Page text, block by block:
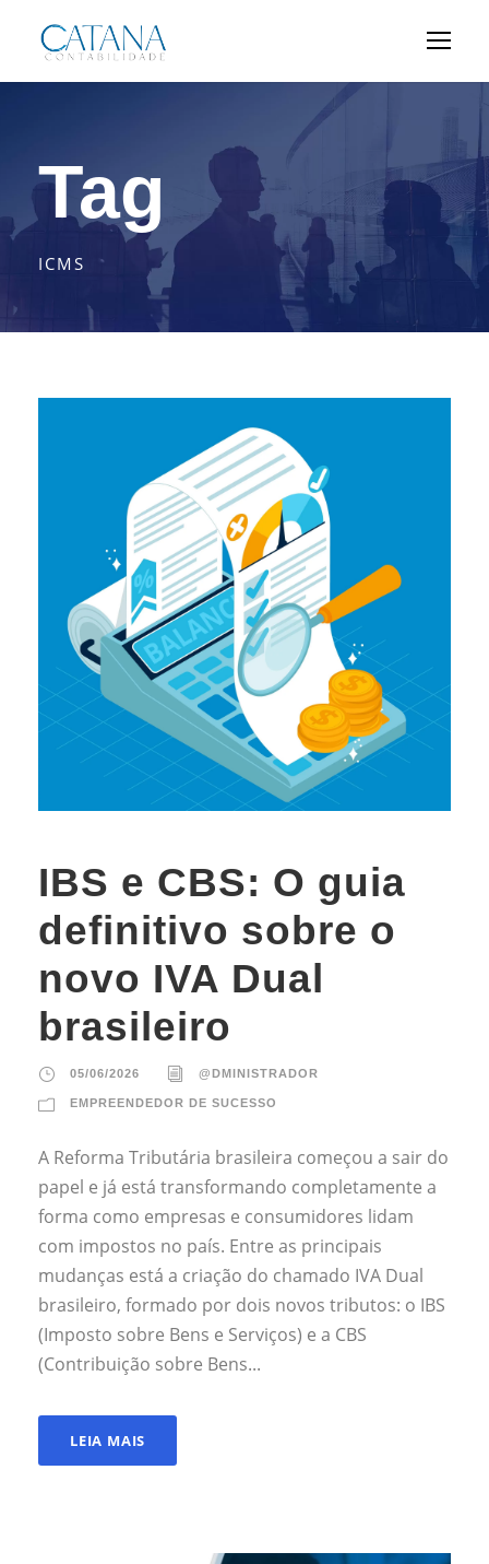
Tag
ICMS
IBS e CBS: O guia
definitivo sobre o
novo IVA Dual
brasileiro
05/06/2026 @DMINISTRADOR
EMPREENDEDOR DE SUCESSO
A Reforma Tributária brasileira começou a sair do
papel e já está transformando completamente a
forma como empresas e consumidores lidam
com impostos no país. Entre as principais
mudanças está a criação do chamado IVA Dual
brasileiro, formado por dois novos tributos: o IBS
(Imposto sobre Bens e Serviços) e a CBS
(Contribuição sobre Bens...
LEIA MAIS